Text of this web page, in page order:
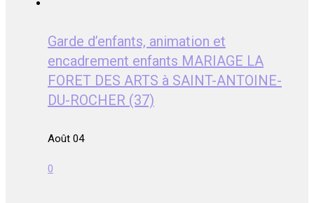
Garde d’enfants, animation et
encadrement enfants MARIAGE LA
FORET DES ARTS à SAINT-ANTOINE-
DU-ROCHER (37)
Août 04
0